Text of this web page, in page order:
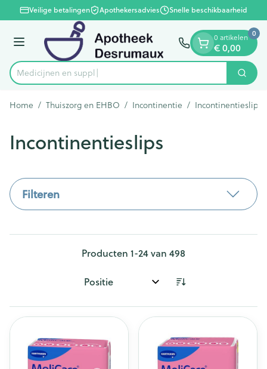
Ga naar de inhoud
1 van 1Veilige betalingen Apothekersadvies Snelle beschikbaarheid
Menu
Product, merk, categorie... Zoek
0 artikelen
€ 0,00
0
Home / Thuiszorg en EHBO / Incontinentie / Incontinentieslips
Incontinentieslips
Filteren
Producten 1-24van 498
Sorteer op: